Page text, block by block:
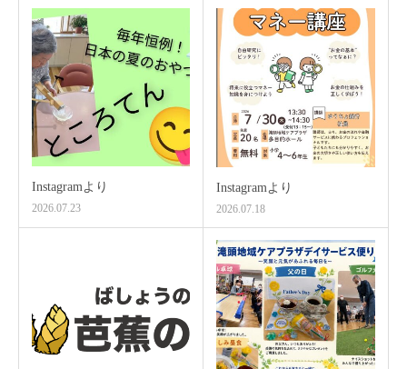
Instagramより
2026.07.23
Instagramより
2026.07.18